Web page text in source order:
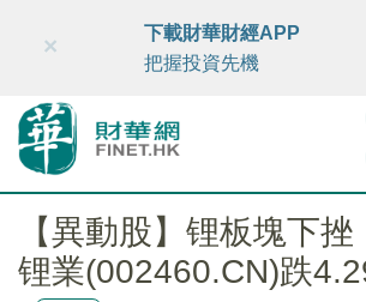
財華智庫網 FINTV FINMETA
×
下載財華財經APP
把握投資先機
【異動股】锂板塊下
锂業(002460.CN)跌